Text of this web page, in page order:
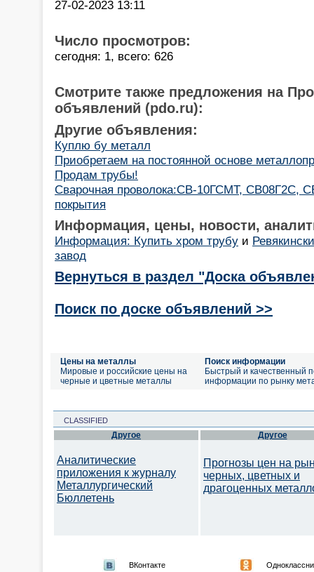
27-02-2023 13:11
Число просмотров:
сегодня: 1, всего: 626
Смотрите также предложения на
объявлений (pdo.ru):
Другие объявления:
Куплю бу металл
Приобретаем на постоянной основе
Продам трубы!
Cварочная проволока:СВ-10ГСМТ, СВ08Г2С,
покрытия
Информация, цены, новости,
Информация: Купить хром трубу и
завод
Вернуться в раздел "Доска
Поиск по доске объявлений >>
Цены на металлы
Мировые и российские цены на
черные и цветные металлы
Поиск информации
Быстрый и качественный
информации по рынку
CLASSIFIED
Другое
Аналитические
приложения к журналу
Металлургический
Бюллетень
Другое
Прогнозы цен на
черных, цветных и
драгоценных
ВКонтакте